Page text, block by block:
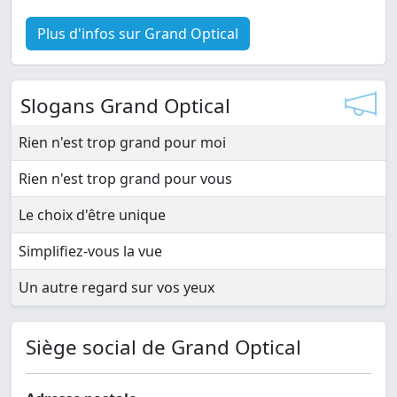
Plus d'infos sur Grand Optical
Slogans Grand Optical
Rien n'est trop grand pour moi
Rien n'est trop grand pour vous
Le choix d'être unique
Simplifiez-vous la vue
Un autre regard sur vos yeux
Siège social de Grand Optical